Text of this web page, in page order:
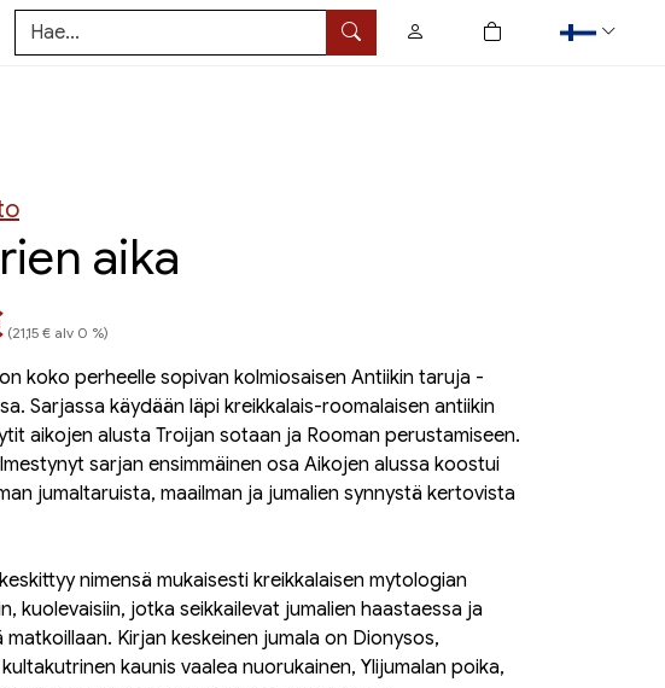
Hae
0
tuotetta ostoskorissa
aika
(21,15 € alv 0 %)
koko perheelle sopivan kolmiosaisen Antiikin taruja -
Sarjassa käydään läpi kreikkalais-roomalaisen antiikin
aikojen alusta Troijan sotaan ja Rooman perustamiseen.
sarjan ensimmäinen osa Aikojen alussa koostui
jumaltaruista, maailman ja jumalien synnystä kertovista
nimensä mukaisesti kreikkalaisen mytologian
kuolevaisiin, jotka seikkailevat jumalien haastaessa ja
Kirjan keskeinen jumala on Dionysos,
kaunis vaalea nuorukainen, Ylijumalan poika,